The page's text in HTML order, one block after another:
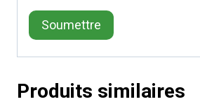
Produits similaires